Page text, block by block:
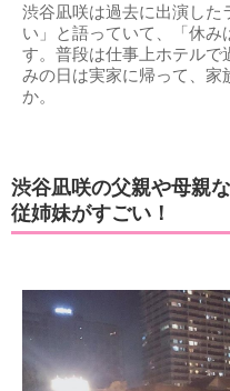
渋谷凪咲は過去に出演した
い」と語っていて、「休み
す。普段は仕事上ホテル
みの日は実家に帰って、家
か。
渋谷凪咲の父親や母親
従姉妹がすごい！